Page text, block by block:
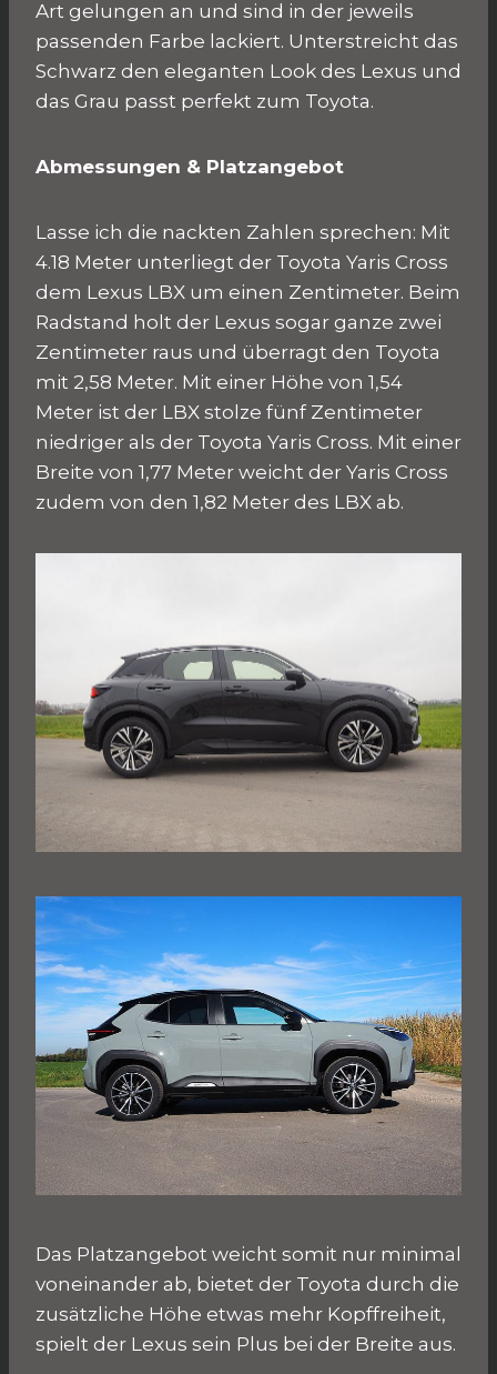
Art gelungen an und sind in der jeweils
passenden Farbe lackiert. Unterstreicht das
Schwarz den eleganten Look des Lexus und
das Grau passt perfekt zum Toyota.
Abmessungen & Platzangebot
Lasse ich die nackten Zahlen sprechen: Mit
4.18 Meter unterliegt der Toyota Yaris Cross
dem Lexus LBX um einen Zentimeter. Beim
Radstand holt der Lexus sogar ganze zwei
Zentimeter raus und überragt den Toyota
mit 2,58 Meter. Mit einer Höhe von 1,54
Meter ist der LBX stolze fünf Zentimeter
niedriger als der Toyota Yaris Cross. Mit einer
Breite von 1,77 Meter weicht der Yaris Cross
zudem von den 1,82 Meter des LBX ab.
Das Platzangebot weicht somit nur minimal
voneinander ab, bietet der Toyota durch die
zusätzliche Höhe etwas mehr Kopffreiheit,
spielt der Lexus sein Plus bei der Breite aus.